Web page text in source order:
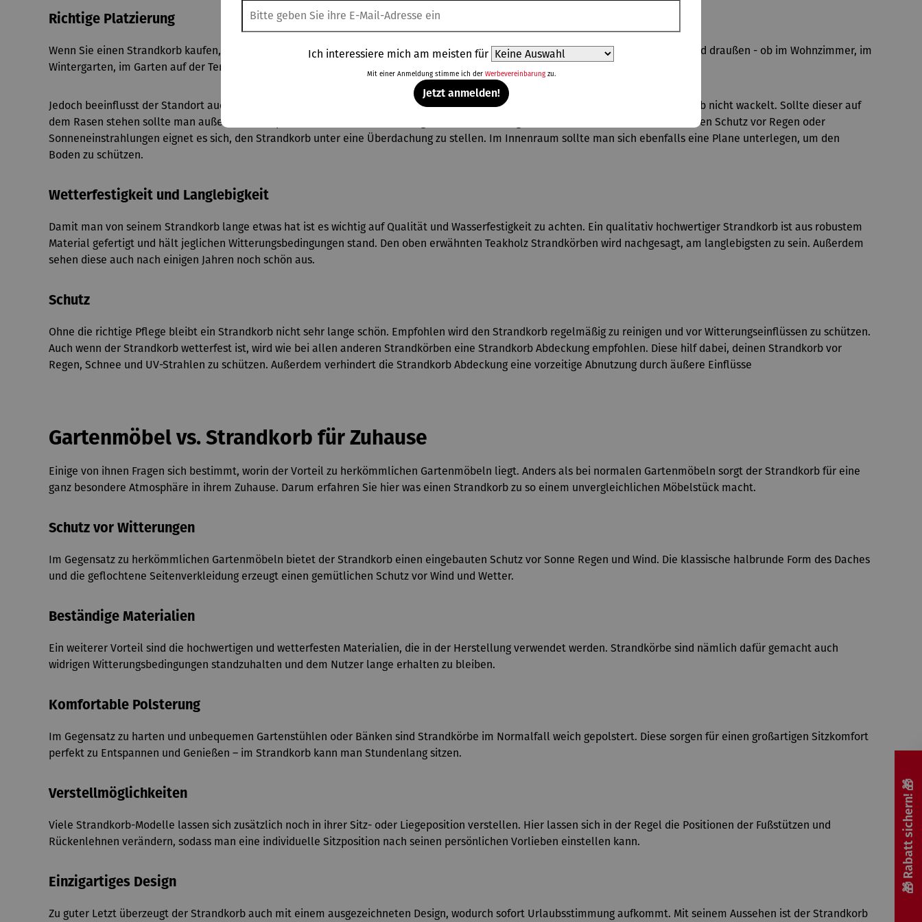
Richtige Platzierung
Wenn Sie einen Strandkorb kaufen, ist er für jedes Zuhause zum hinstellen geeignet. Er ist ein gemütliches Möbelstück für drinnen und draußen - ob im Wohnzimmer, im
Wintergarten, im Garten auf der Terrasse oder auf dem Balkon.
Jedoch beeinflusst der Standort auch die Lebensdauer des Strandkorbes. Empfohlen wird ein fester Untergrund, damit der Strandkorb nicht wackelt. Sollte dieser auf
dem Rasen stehen sollte man außerdem eine plane oder Platte darunter legen, um die Feuchtigkeit von unten zurückzuhalten. Für den Schutz vor Regen oder
Sonneneinstrahlungen eignet es sich, den Strandkorb unter eine Überdachung zu stellen. Im Innenraum sollte man sich ebenfalls eine Plane unterlegen, um den
Boden zu schützen.
Wetterfestigkeit und Langlebigkeit
Damit man von seinem Strandkorb lange etwas hat ist es wichtig auf Qualität und Wasserfestigkeit zu achten. Ein qualitativ hochwertiger Strandkorb ist aus robustem
Material gefertigt und hält jeglichen Witterungsbedingungen stand. Den oben erwähnten Teakholz Strandkörben wird nachgesagt, am langlebigsten zu sein. Außerdem
sehen diese auch nach einigen Jahren noch schön aus.
Schutz
Ohne die richtige Pflege bleibt ein Strandkorb nicht sehr lange schön. Empfohlen wird den Strandkorb regelmäßig zu reinigen und vor Witterungseinflüssen zu schützen.
Auch wenn der Strandkorb wetterfest ist, wird wie bei allen anderen Strandkörben eine Strandkorb Abdeckung empfohlen. Diese hilf dabei, deinen Strandkorb vor
Regen, Schnee und UV-Strahlen zu schützen. Außerdem verhindert die Strandkorb Abdeckung eine vorzeitige Abnutzung durch äußere Einflüsse
Gartenmöbel vs. Strandkorb für Zuhause
Einige von ihnen Fragen sich bestimmt, worin der Vorteil zu herkömmlichen Gartenmöbeln liegt. Anders als bei normalen Gartenmöbeln sorgt der Strandkorb für eine
ganz besondere Atmosphäre in ihrem Zuhause. Darum erfahren Sie hier was einen Strandkorb zu so einem unvergleichlichen Möbelstück macht.
Schutz vor Witterungen
Im Gegensatz zu herkömmlichen Gartenmöbeln bietet der Strandkorb einen eingebauten Schutz vor Sonne Regen und Wind. Die klassische halbrunde Form des Daches
und die geflochtene Seitenverkleidung erzeugt einen gemütlichen Schutz vor Wind und Wetter.
Beständige Materialien
Ein weiterer Vorteil sind die hochwertigen und wetterfesten Materialien, die in der Herstellung verwendet werden. Strandkörbe sind nämlich dafür gemacht auch
widrigen Witterungsbedingungen standzuhalten und dem Nutzer lange erhalten zu bleiben.
Komfortable Polsterung
Im Gegensatz zu harten und unbequemen Gartenstühlen oder Bänken sind Strandkörbe im Normalfall weich gepolstert. Diese sorgen für einen großartigen Sitzkomfort
perfekt zu Entspannen und Genießen – im Strandkorb kann man Stundenlang sitzen.
Verstellmöglichkeiten
Viele Strandkorb-Modelle lassen sich zusätzlich noch in ihrer Sitz- oder Liegeposition verstellen. Hier lassen sich in der Regel die Positionen der Fußstützen und
Rückenlehnen verändern, sodass man eine individuelle Sitzposition nach seinen persönlichen Vorlieben einstellen kann.
Einzigartiges Design
Zu guter Letzt überzeugt der Strandkorb auch mit einem ausgezeichneten Design, wodurch sofort Urlaubsstimmung aufkommt. Mit seinem Aussehen ist der Strandkorb
🎁 Rabatt sichern! 🎁
Ich interessiere mich am meisten für
Mit einer Anmeldung stimme ich der Werbevereinbarungzu.
Jetzt anmelden!